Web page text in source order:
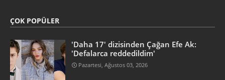
ÇOK POPÜLER
'Daha 17' dizisinden Çağan Efe Ak:
'Defalarca reddedildim'
Pazartesi, Ağustos 03, 2026